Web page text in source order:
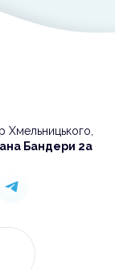
Хмельницького,
Бандери 2а